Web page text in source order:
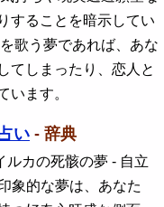
することを暗示してい
歌う夢であれば、あな
てしまったり、恋人と
います。
い - 辞典
ルカの死骸の夢 - 自立
象的な夢は、あなた